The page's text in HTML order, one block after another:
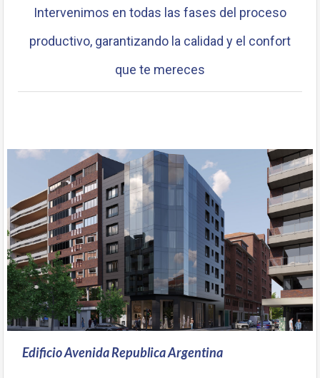
Intervenimos en todas las fases del proceso
productivo, garantizando la calidad y el confort
que te mereces
Edificio Avenida Republica Argentina
de la web, en
base a cómo
Para que
durante tu
visita. Si rechaza
estas cookies,
algunas
funcionalidades
desaparecerán
de la web.